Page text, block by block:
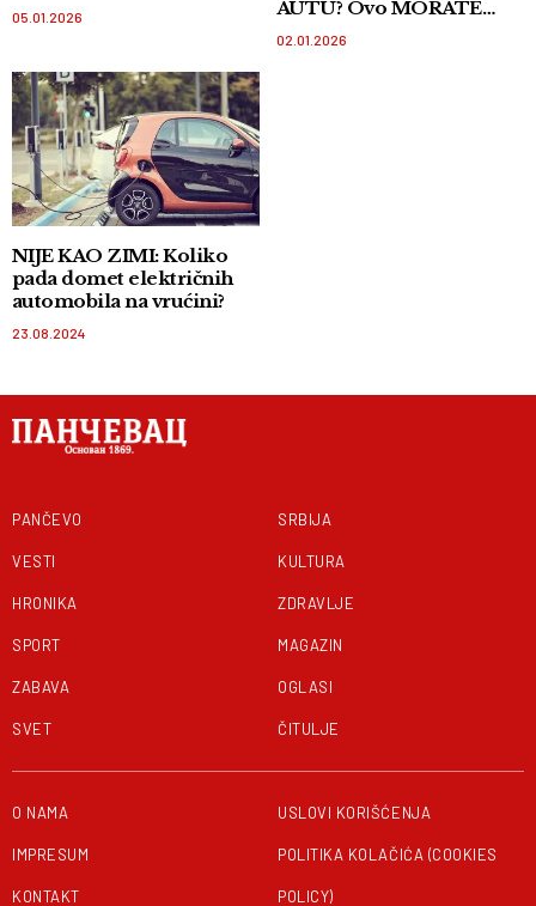
05.01.2026
AUTU? Ovo MORATE
znati kada kupujete auto
02.01.2026
NIJE KAO ZIMI: Koliko
pada domet električnih
automobila na vrućini?
23.08.2024
PANČEVO
VESTI
HRONIKA
SPORT
ZABAVA
SVET
SRBIJA
KULTURA
ZDRAVLJE
MAGAZIN
OGLASI
ČITULJE
O NAMA
IMPRESUM
KONTAKT
USLOVI KORIŠĆENJA
POLITIKA KOLAČIĆA (COOKIES
POLICY)